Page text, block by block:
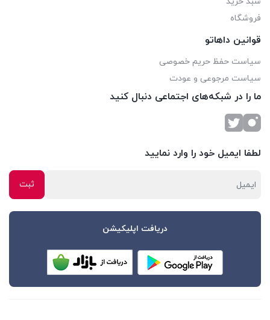
فروشگاه
قوانین داهاتو
سیاست حفظ حریم خصوصی
سیاست مرجوعی و عودت
ما را در شبکه‌های اجتماعی دنبال کنید
لطفا ایمیل خود را وارد نمایید
دریافت اپلیکیشن